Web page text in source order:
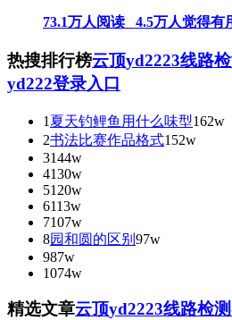
73.1万人阅读 4.5万人觉得有
热搜排行榜云顶yd2223线路
yd222登录入口
1 夏天钓鲤鱼用什么味型162w
2书法比赛作品格式152w
3144w
4130w
5120w
6113w
7107w
8园和圆的区别 97w
987w
1074w
精选文章云顶yd2223线路检